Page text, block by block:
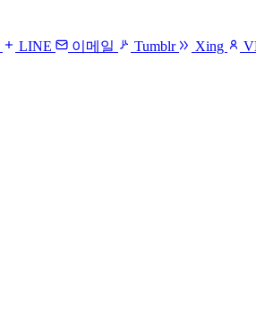
LINE 이메일 Tumblr Xing